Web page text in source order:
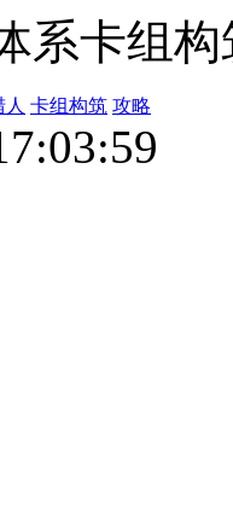
系卡组
人 卡组构筑 攻略